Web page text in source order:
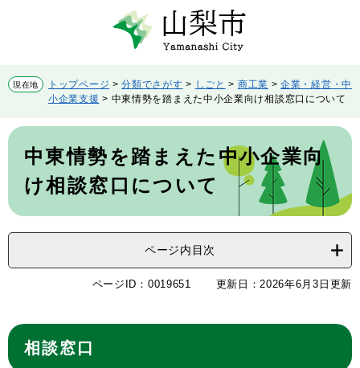
先
頭
す。
を
飛
て
現在地 トップページ >分類でさがす > しごと > 商工業 >企業・経営・中
小企業支援 > 中東情勢を踏まえた中小企業向け相談窓口について
本
中東情勢を踏まえた中小企業向
け相談窓口について
ページ内目次
ページID：0019651 更新日：2026年6月3日更新
相談窓口